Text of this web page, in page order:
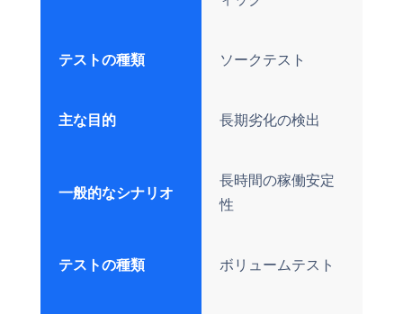
テストの種類 ソークテスト
主な目的 長期劣化の検出
一般的なシナリオ
長時間の稼働安定
性
テストの種類 ボリュームテスト